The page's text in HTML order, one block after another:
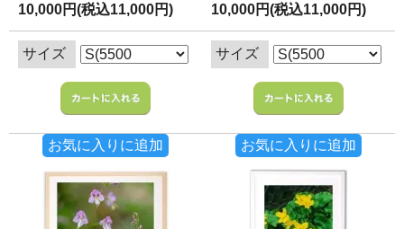
10,000円(税込11,000円)
サイズ
お気に入りに追加
10,000円(税込11,000円)
サイズ
お気に入りに追加